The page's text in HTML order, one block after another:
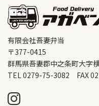
有限会社吾妻弁当
〒377-0415
群馬県吾妻郡中之条町大字
TEL 0279-75-3082 FAX